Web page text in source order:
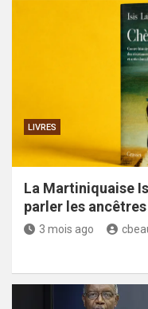
LIVRES
La Martiniquaise
parler les
3 mois ago